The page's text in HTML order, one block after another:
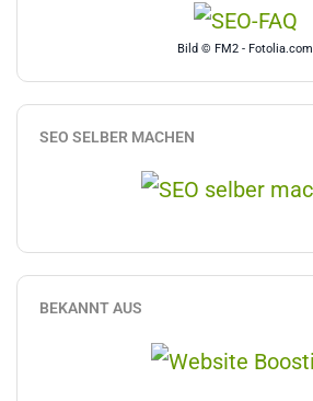
Bild © FM2 - Fotolia.com
SEO SELBER MACHEN
BEKANNT AUS